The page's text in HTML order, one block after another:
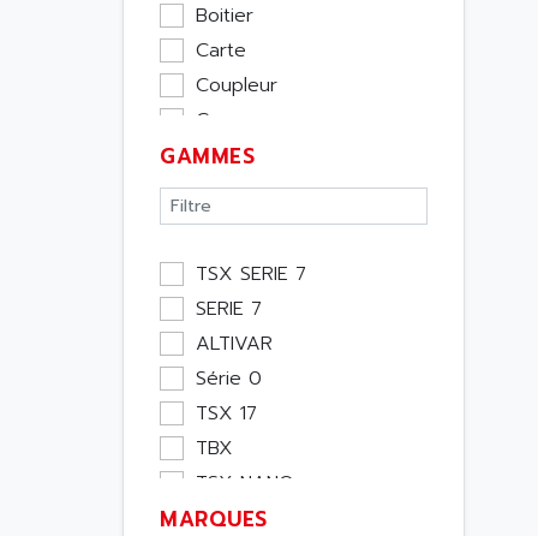
Boitier
Carte
Coupleur
Cpu
Ecran
Entrée / Sortie
Memoire
Module Métier
Moteur
Pupitre Opérateur
Rack
Etude
Software
Variateur
Actif
GAMMES
TSX SERIE 7
SERIE 7
ALTIVAR
Série 0
TSX 17
TBX
TSX NANO
TSX PREMIUM
MARQUES